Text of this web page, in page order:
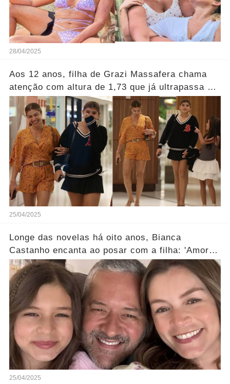
28/04/2025
Aos 12 anos, filha de Grazi Massafera chama
atenção com altura de 1,73 que já ultrapassa a
altura da mãe
25/04/2025
Longe das novelas há oito anos, Bianca
Castanho encanta ao posar com a filha: 'Amores
da minha vida'
25/04/2025